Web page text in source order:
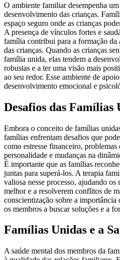
O ambiente familiar desempenha
desenvolvimento das crianças.
espaço seguro onde as crianças
A presença de vínculos fortes e
família contribui para a formação da
das crianças. Quando as crianças
família unida, elas tendem a
robustas e a ter uma visão mais
ao seu redor. Esse ambiente de
desenvolvimento emocional e
Desafios das Famílias
Embora o conceito de famílias
famílias enfrentam desafios que
como estresse financeiro,
personalidade e mudanças na
É importante que as famílias
juntas para superá-los. A terapia
valiosa nesse processo, ajudando
melhor e a resolverem conflitos de
conscientização sobre a
os membros a buscar soluções e a
Famílias Unidas e a
A saúde mental dos membros da